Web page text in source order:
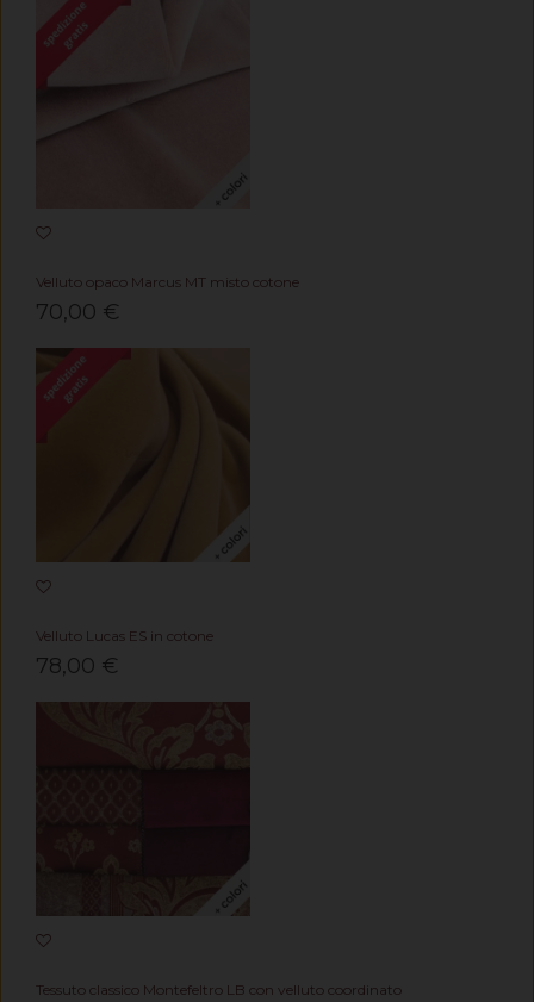
Velluto opaco Marcus MT misto cotone
70,00 €
Velluto Lucas ES in cotone
78,00 €
Tessuto classico Montefeltro LB con velluto coordinato